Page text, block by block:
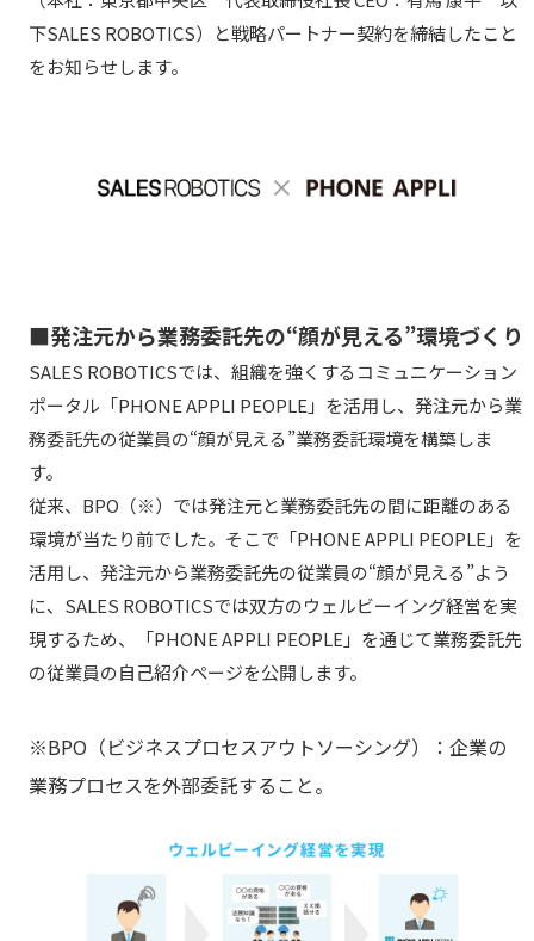
下SALES ROBOTICS）と戦略パートナー契約を締結したこと
をお知らせします。
■発注元から業務委託先の“顔が見える”環境づくり
SALES ROBOTICSでは、組織を強くするコミュニケーション
ポータル「PHONE APPLI PEOPLE」を活用し、発注元から業
務委託先の従業員の“顔が見える”業務委託環境を構築しま
す。
従来、BPO（※）では発注元と業務委託先の間に距離のある
環境が当たり前でした。そこで「PHONE APPLI PEOPLE」を
活用し、発注元から業務委託先の従業員の“顔が見える”よう
に、SALES ROBOTICSでは双方のウェルビーイング経営を実
現するため、「PHONE APPLI PEOPLE」を通じて業務委託先
の従業員の自己紹介ページを公開します。
※BPO（ビジネスプロセスアウトソーシング）：企業の
業務プロセスを外部委託すること。